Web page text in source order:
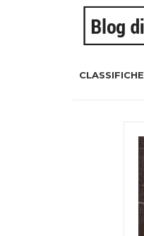
CLASSIFICHE